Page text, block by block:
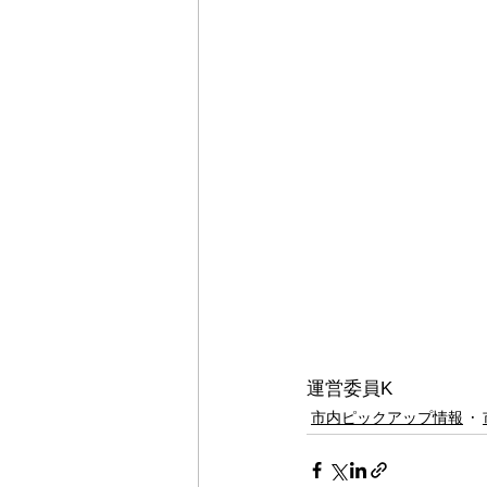
運営委員K
市内ピックアップ情報